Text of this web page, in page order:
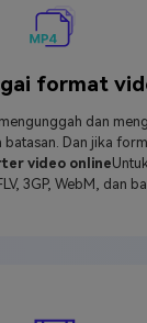
format
dan
Dan jika
video online
3GP, WebM, dan